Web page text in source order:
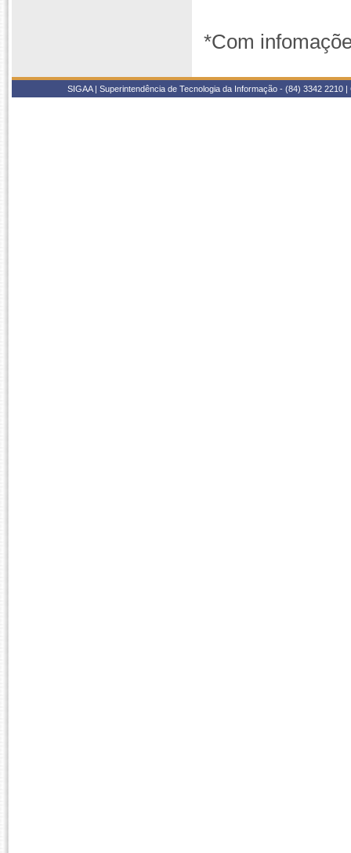
*Com
SIGAA | Superintendência de Tecnologia da Informação - (84) 3342